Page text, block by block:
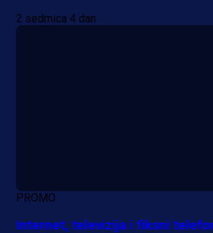
2 sedmica 4 dan
PROMO
Internet, televizija i fiksni